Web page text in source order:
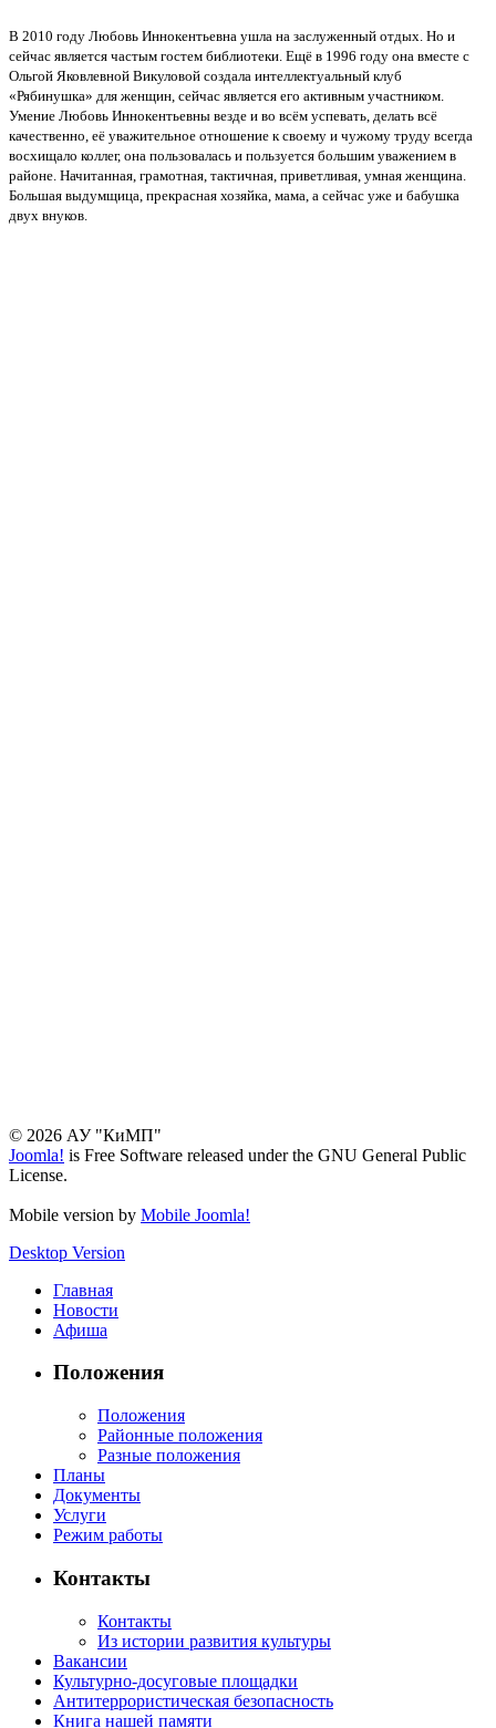
В 2010 году Любовь Иннокентьевна ушла на заслуженный отдых. Но и
сейчас является частым гостем библиотеки. Ещё в 1996 году она вместе с
Ольгой Яковлевной Викуловой создала интеллектуальный клуб
«Рябинушка» для женщин, сейчас является его активным участником.
Умение Любовь Иннокентьевны везде и во всём успевать, делать всё
качественно, её уважительное отношение к своему и чужому труду всегда
восхищало коллег, она пользовалась и пользуется большим уважением в
районе. Начитанная, грамотная, тактичная, приветливая, умная женщина.
Большая выдумщица, прекрасная хозяйка, мама, а сейчас уже и бабушка
двух внуков.
© 2026 АУ "КиМП"
Joomla! is Free Software released under the GNU General Public
License.
Mobile version by Mobile Joomla!
Desktop Version
Главная
Новости
Афиша
Положения
Положения
Районные положения
Разные положения
Планы
Документы
Услуги
Режим работы
Контакты
Контакты
Из истории развития культуры
Вакансии
Культурно-досуговые площадки
Антитеррористическая безопасность
Книга нашей памяти